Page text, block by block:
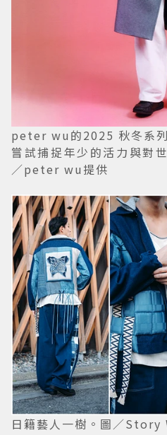
peter wu的2025 秋冬系列
嘗試捕捉年少的活力與對
／peter wu提供
日籍藝人一樹。圖／Story